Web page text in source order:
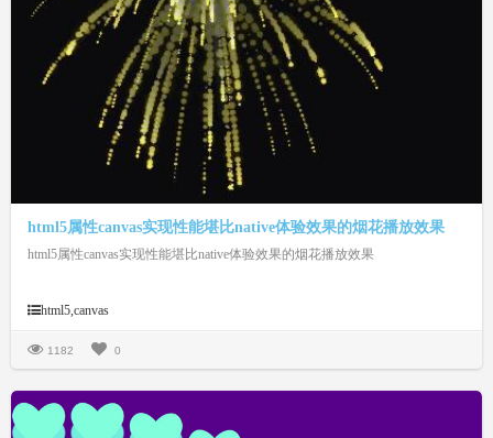
html5属性canvas实现性能堪比native体验效果的烟花播放效果
html5属性canvas实现性能堪比native体验效果的烟花播放效果
html5,canvas
1182 0